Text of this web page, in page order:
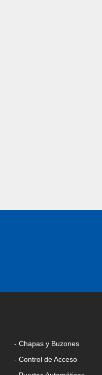
- Chapas y Buzones
- Control de Acceso